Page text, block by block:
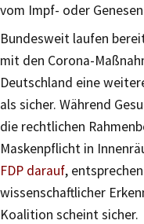
vom Impf- oder
Bundesweit laufen
mit den Corona-
Deutschland eine
als sicher. Während
die rechtlichen
Maskenpflicht in
FDP darauf,
wissenschaftlicher
Koalition scheint sicher.